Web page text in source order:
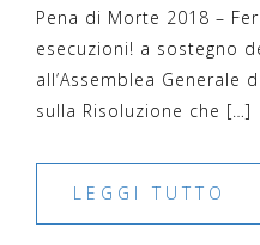
Pena di Morte 2018 –
esecuzioni! a sostegno
all’Assemblea Generale
sulla Risoluzione che […]
LEGGI TUTTO